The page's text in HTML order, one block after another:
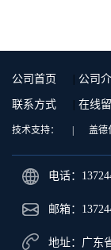
公司首页 公司
联系方式 在线
技术支持： 盖德
电话：
邮箱：
地址：广东